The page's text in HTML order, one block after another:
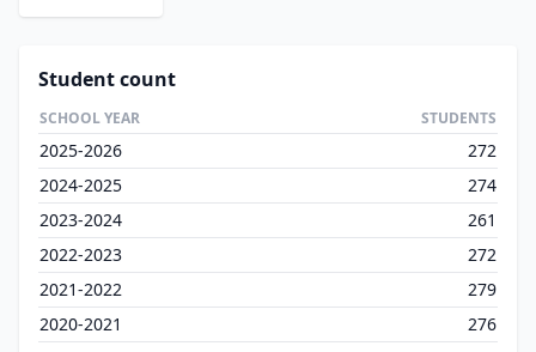
Student count
SCHOOL YEAR STUDENTS
2025-2026
272
2024-2025
274
2023-2024
261
2022-2023
272
2021-2022
279
2020-2021
276